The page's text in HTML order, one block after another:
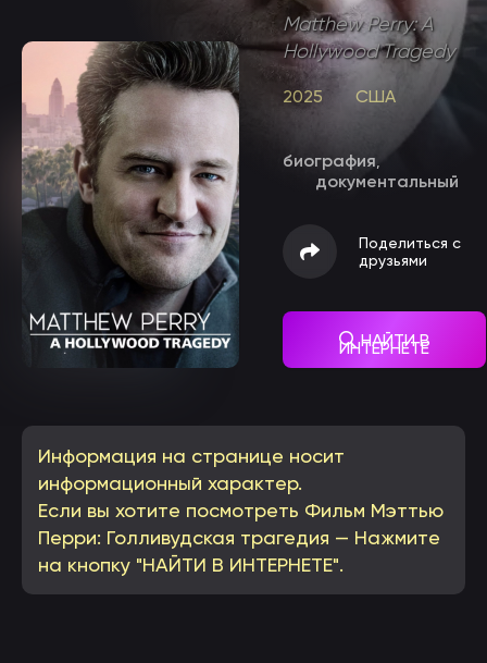
Matthew Perry: A
Hollywood Tragedy
2025 США
биография
документальный
Поделиться с
друзьями
НАЙТИ В
ИНТЕРНЕТЕ
Информация на странице носит
информационный характер.
Если вы хотите посмотреть Фильм Мэттью
Перри: Голливудская трагедия — Нажмите
на кнопку "НАЙТИ В ИНТЕРНЕТЕ".